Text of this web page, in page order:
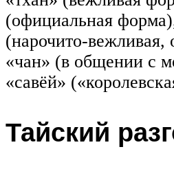
(официальная
(нарочито-вежливая,
«чан» (в общении с
«савёй»
Тайский